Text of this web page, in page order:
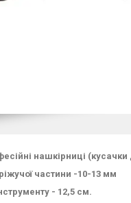
нашкірниці (кусачки
частини -10-13 мм
- 12,5 см.